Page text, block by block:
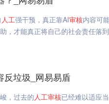
人工强干预，真正靠AI审核内容可
，才能真正将自己的社会责任落
反垃圾_网易易盾
，过去的人工审核已经难以适应